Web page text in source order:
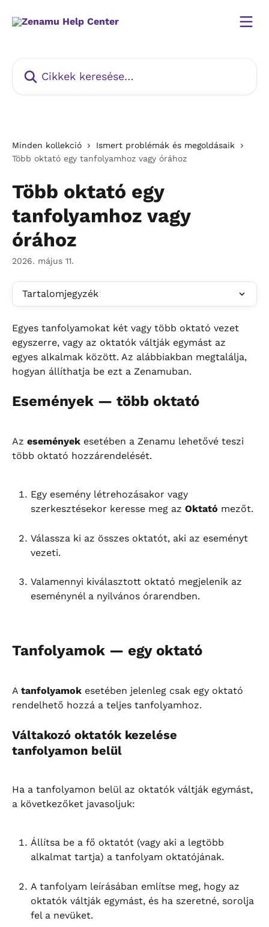
Minden kollekció
Ismert problémák és megoldásaik
Több oktató egy tanfolyamhoz vagy órához
Több oktató egy
tanfolyamhoz vagy
órához
2026. május 11.
Tartalomjegyzék
Egyes tanfolyamokat két vagy több oktató vezet
egyszerre, vagy az oktatók váltják egymást az
egyes alkalmak között. Az alábbiakban megtalálja,
hogyan állíthatja be ezt a Zenamuban.
Események — több oktató
Az események esetében a Zenamu lehetővé teszi
több oktató hozzárendelését.
Egy esemény létrehozásakor vagy
szerkesztésekor keresse meg az Oktató mezőt.
Válassza ki az összes oktatót, aki az eseményt
vezeti.
Valamennyi kiválasztott oktató megjelenik az
eseménynél a nyilvános órarendben.
Tanfolyamok — egy oktató
A tanfolyamok esetében jelenleg csak egy oktató
rendelhető hozzá a teljes tanfolyamhoz.
Váltakozó oktatók kezelése
tanfolyamon belül
Ha a tanfolyamon belül az oktatók váltják egymást,
a következőket javasoljuk:
Állítsa be a fő oktatót (vagy aki a legtöbb
alkalmat tartja) a tanfolyam oktatójának.
A tanfolyam leírásában említse meg, hogy az
oktatók váltják egymást, és ha szeretné, sorolja
fel a nevüket.